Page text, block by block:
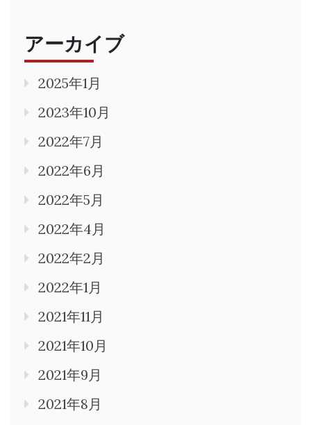
アーカイブ
2025年1月
2023年10月
2022年7月
2022年6月
2022年5月
2022年4月
2022年2月
2022年1月
2021年11月
2021年10月
2021年9月
2021年8月